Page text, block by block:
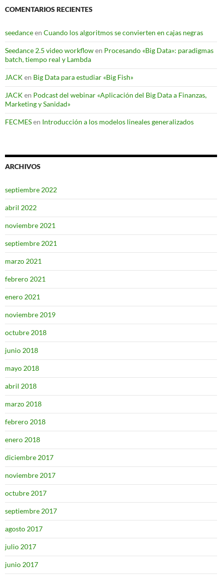
COMENTARIOS RECIENTES
seedanceen Cuando los algoritmos se convierten en cajas negras
Seedance 2.5 video workflowen Procesando «Big Data»: paradigmas
batch, tiempo real y Lambda
JACK en Big Data para estudiar «Big Fish»
JACK en Podcast del webinar «Aplicación del Big Data a Finanzas,
Marketing y Sanidad»
FECMESen Introducción a los modelos lineales generalizados
ARCHIVOS
septiembre 2022
abril 2022
noviembre 2021
septiembre 2021
marzo 2021
febrero 2021
enero 2021
noviembre 2019
octubre 2018
junio 2018
mayo 2018
abril 2018
marzo 2018
febrero 2018
enero 2018
diciembre 2017
noviembre 2017
octubre 2017
septiembre 2017
agosto 2017
julio 2017
junio 2017